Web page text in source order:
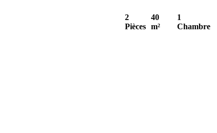
2
Pièces
40
m²
1
Chambre